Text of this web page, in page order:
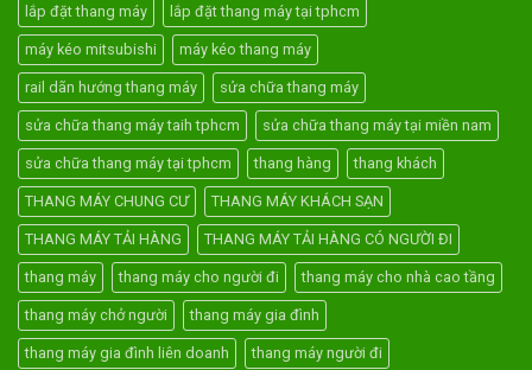
lắp đặt thang máy lắp đặt thang máy tại tphcm
máy kéo mitsubishi máy kéo thang máy
rail dãn hướng thang máy sửa chữa thang máy
sửa chữa thang máy taih tphcm sửa chữa thang máy tại miền nam
sửa chữa thang máy tại tphcm thang hàng thang khách
THANG MÁY CHUNG CƯ THANG MÁY KHÁCH SẠN
THANG MÁY TẢI HÀNG THANG MÁY TẢI HÀNG CÓ NGƯỜI ĐI
thang máy thang máy cho người đi thang máy cho nhà cao tầng
thang máy chở người thang máy gia đình
thang máy gia đình liên doanh thang máy người đi